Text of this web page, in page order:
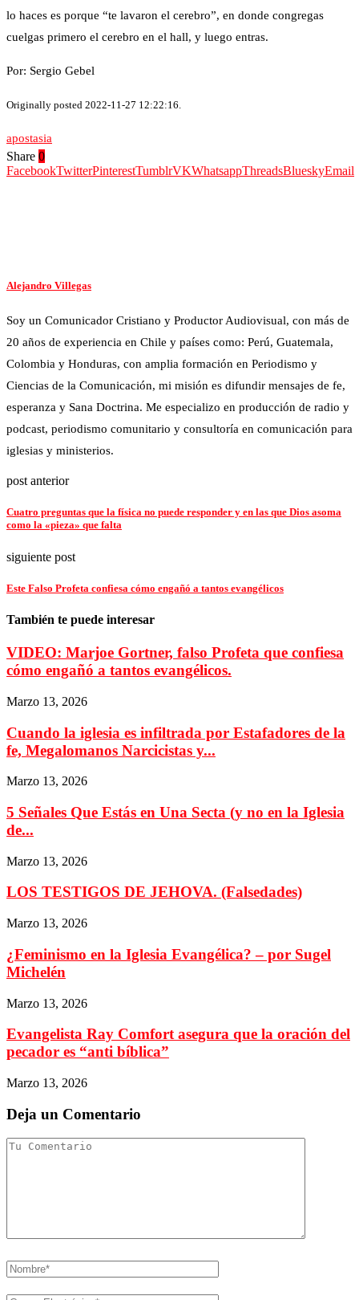
lo haces es porque “te lavaron el cerebro”, en donde congregas
cuelgas primero el cerebro en el hall, y luego entras.
Por: Sergio Gebel
Originally posted 2022-11-27 12:22:16.
apostasia
Share 0
FacebookTwitterPinterestTumblrVKWhatsappThreadsBlueskyEmail
Alejandro Villegas
Soy un Comunicador Cristiano y Productor Audiovisual, con más de
20 años de experiencia en Chile y países como: Perú, Guatemala,
Colombia y Honduras, con amplia formación en Periodismo y
Ciencias de la Comunicación, mi misión es difundir mensajes de fe,
esperanza y Sana Doctrina. Me especializo en producción de radio y
podcast, periodismo comunitario y consultoría en comunicación para
iglesias y ministerios.
post anterior
Cuatro preguntas que la física no puede responder y en las que Dios asoma
como la «pieza» que falta
siguiente post
Este Falso Profeta confiesa cómo engañó a tantos evangélicos
También te puede interesar
VIDEO: Marjoe Gortner, falso Profeta que confiesa
cómo engañó a tantos evangélicos.
Marzo 13, 2026
Cuando la iglesia es infiltrada por Estafadores de la
fe, Megalomanos Narcicistas y...
Marzo 13, 2026
5 Señales Que Estás en Una Secta (y no en la Iglesia
de...
Marzo 13, 2026
LOS TESTIGOS DE JEHOVA. (Falsedades)
Marzo 13, 2026
¿Feminismo en la Iglesia Evangélica? – por Sugel
Michelén
Marzo 13, 2026
Evangelista Ray Comfort asegura que la oración del
pecador es “anti bíblica”
Marzo 13, 2026
Deja un Comentario